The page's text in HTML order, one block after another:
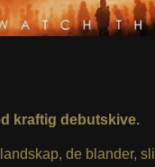
kraftig debutskive.
de blander,